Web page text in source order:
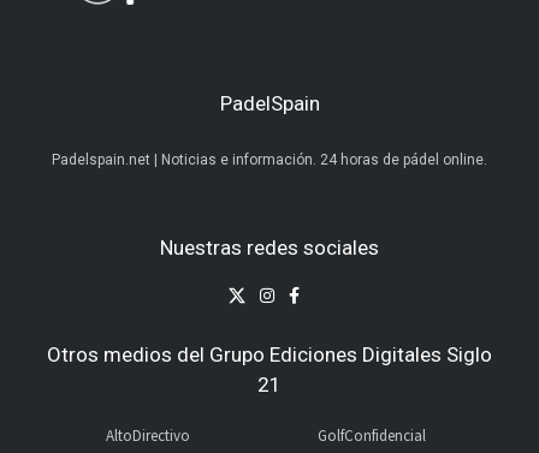
PadelSpain
Padelspain.net | Noticias e información. 24 horas de pádel online.
Nuestras redes sociales
Otros medios del Grupo Ediciones Digitales Siglo
21
AltoDirectivo
GolfConfidencial